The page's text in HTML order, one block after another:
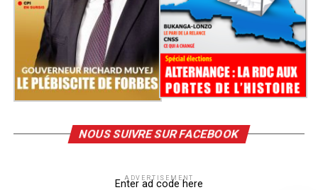
NOUS SUIVRE SUR FACEBOOK
ADVERTISEMENT
Enter ad code here